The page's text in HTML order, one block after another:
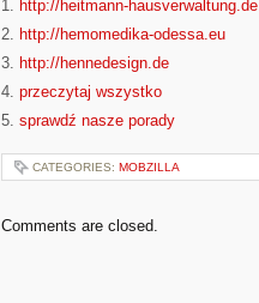
1. http://heitmann-hausverwaltung.de
2. http://hemomedika-odessa.eu
3. http://hennedesign.de
4. przeczytaj wszystko
5. sprawdź nasze porady
CATEGORIES: MOBZILLA
Comments are closed.